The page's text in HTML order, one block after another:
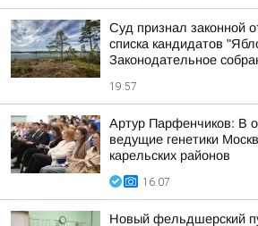
Суд признал законной
списка кандидатов
Законодательное
19:57
Артур Парфенчиков: В
ведущие генетики
карельских районов
16:07
Новый фельдшерский